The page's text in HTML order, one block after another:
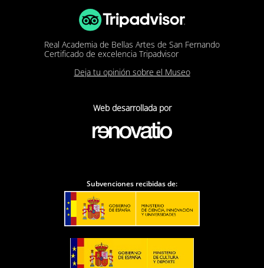
Real Academia de Bellas Artes de San Fernando
Certificado de excelencia Tripadvisor
Deja tu opinión sobre el Museo
Web desarrollada por
Subvenciones recibidas de: